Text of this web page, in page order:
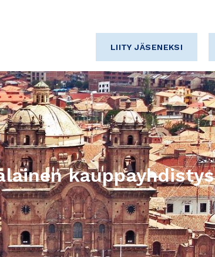
LIITY JÄSENEKSI
kauppayhdistys